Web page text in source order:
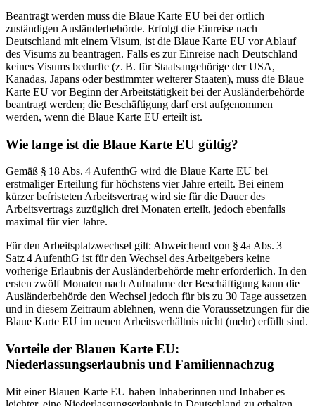
Beantragt werden muss die Blaue Karte EU bei der örtlich
zuständigen Ausländerbehörde. Erfolgt die Einreise nach
Deutschland mit einem Visum, ist die Blaue Karte EU vor Ablauf
des Visums zu beantragen. Falls es zur Einreise nach Deutschland
keines Visums bedurfte (z. B. für Staatsangehörige der USA,
Kanadas, Japans oder bestimmter weiterer Staaten), muss die Blaue
Karte EU vor Beginn der Arbeitstätigkeit bei der Ausländerbehörde
beantragt werden; die Beschäftigung darf erst aufgenommen
werden, wenn die Blaue Karte EU erteilt ist.
Wie lange ist die Blaue Karte EU gültig?
Gemäß § 18 Abs. 4 AufenthG wird die Blaue Karte EU bei
erstmaliger Erteilung für höchstens vier Jahre erteilt. Bei einem
kürzer befristeten Arbeitsvertrag wird sie für die Dauer des
Arbeitsvertrags zuzüglich drei Monaten erteilt, jedoch ebenfalls
maximal für vier Jahre.
Für den Arbeitsplatzwechsel gilt: Abweichend von § 4a Abs. 3
Satz 4 AufenthG ist für den Wechsel des Arbeitgebers keine
vorherige Erlaubnis der Ausländerbehörde mehr erforderlich. In den
ersten zwölf Monaten nach Aufnahme der Beschäftigung kann die
Ausländerbehörde den Wechsel jedoch für bis zu 30 Tage aussetzen
und in diesem Zeitraum ablehnen, wenn die Voraussetzungen für die
Blaue Karte EU im neuen Arbeitsverhältnis nicht (mehr) erfüllt sind.
Vorteile der Blauen Karte EU:
Niederlassungserlaubnis und Familiennachzug
Mit einer Blauen Karte EU haben Inhaberinnen und Inhaber es